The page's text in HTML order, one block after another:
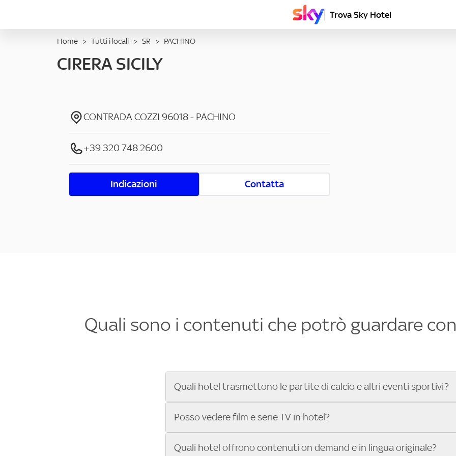
Trova Sky Hotel
Home > Tutti i locali > SR > PACHINO
CIRERA SICILY
CONTRADA COZZI 96018- PACHINO
+39 320 748 2600
Indicazioni Contatta
Quali sono i contenuti che potrò guardare
Quali hotel trasmettono le partite di calcio e altri eventi sportivi?
Se cerchi un hotel dove poter vedere le partite di Serie A, UEFA Champions
che trasmette gli eventi sportivi.
Posso vedere film e serie TV in hotel?
Sì, gli hotel che hanno Sky in camera offrono una vasta selezione di film
Quali hotel offrono contenuti on demand e in lingua originale?